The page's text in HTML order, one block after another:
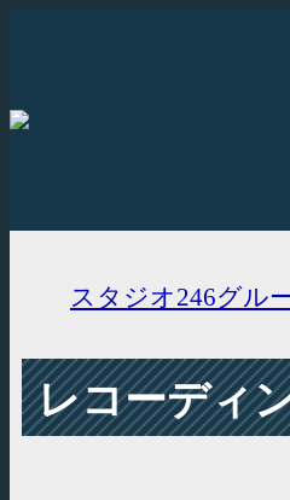
スタジオ246グル
レコーディ